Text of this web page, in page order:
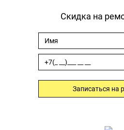
Скидка на
Записаться на